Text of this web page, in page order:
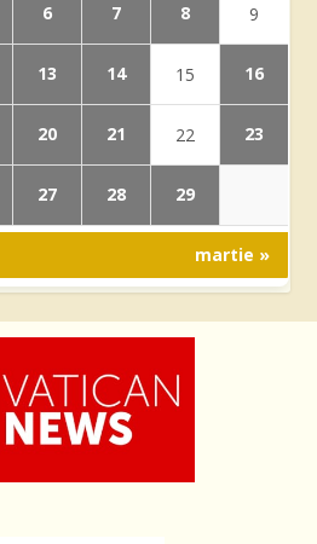
6 7 8 9
13 14 15 16
20 21 22 23
27 28 29
martie »